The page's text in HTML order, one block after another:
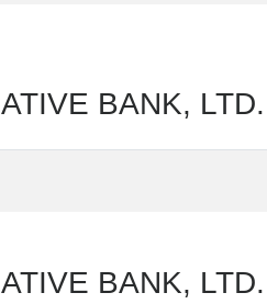
BANK,
BANK,